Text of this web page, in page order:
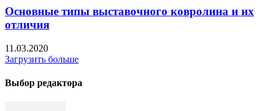
Основные типы выставочного ковролина и их
отличия
11.03.2020
Загрузить больше
Выбор редактора